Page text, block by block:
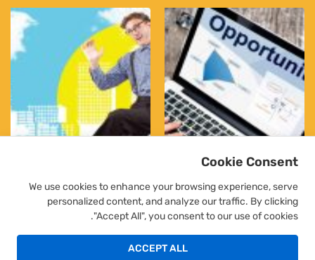
לגיוס עובדים דרך שירותי
כוח
השראה והזדמנויות עבודה
ואיך יכול לשפר את חוויית
Cookie Consent
We use cookies to enhance your browsing experience, serve
personalized content, and analyze our traffic. By clicking
"Accept All", you consent to our use of cookies.
ACCEPT ALL